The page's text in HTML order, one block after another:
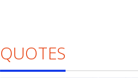
QUOTES